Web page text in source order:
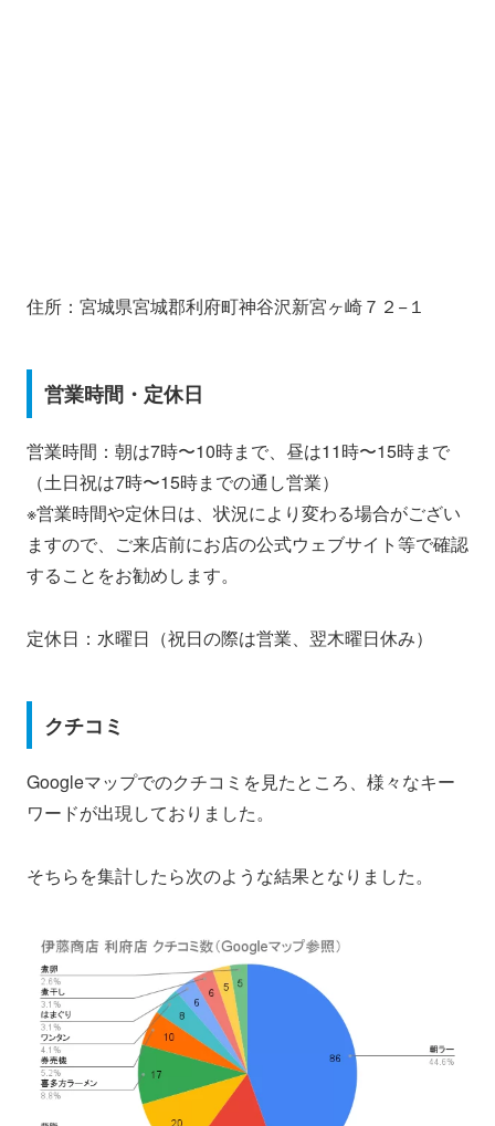
住所：宮城県宮城郡利府町神谷沢新宮ヶ崎７２−１
営業時間・定休日
営業時間：朝は7時〜10時まで、昼は11時〜15時まで
（土日祝は7時〜15時までの通し営業）
※営業時間や定休日は、状況により変わる場合がござい
ますので、ご来店前にお店の公式ウェブサイト等で確認
することをお勧めします。
定休日：水曜日（祝日の際は営業、翌木曜日休み）
クチコミ
Googleマップでのクチコミを見たところ、様々なキー
ワードが出現しておりました。
そちらを集計したら次のような結果となりました。